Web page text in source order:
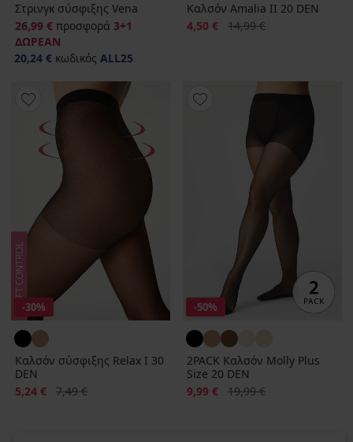
Στρινγκ σύσφιξης Vena
26,99 € προσφορά 3+1
ΔΩΡΕΑΝ
20,24 € κωδικός ALL25
Καλσόν Amalia II 20 DEN
Έκπτωση
4,50 € Αρχική τιμή
14,99 €
-30%
Καλσόν σύσφιξης Relax I 30
DEN
Έκπτωση
5,24 € Αρχική τιμή
7,49 €
-50%
2PACK Καλσόν Molly Plus
Size 20 DEN
Έκπτωση
9,99 € Αρχική τιμή
19,99 €